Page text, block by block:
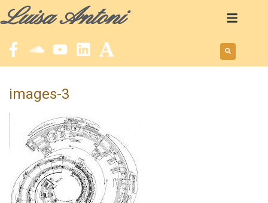
Luisa Antoni
images-3